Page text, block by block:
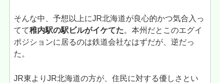
そんな中、予想以上にJR北海道が良心的かつ気合入っ
てて稚内駅の駅ビルがイケてた。本州だとこのエグイ
ポジションに居るのは鉄道会社なはずだが、逆だっ
た。
JR東よりJR北海道の方が、住民に対する優しさとい